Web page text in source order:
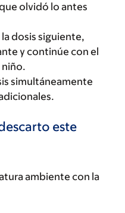
olvidó lo antes
la dosis siguiente,
y continúe con el
simultáneamente
este
ambiente con la